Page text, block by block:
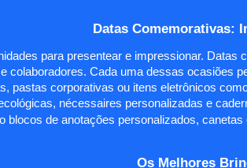
Datas Comemorativas:
para presentear e impressionar. Datas
colaboradores. Cada uma dessas ocasiões
pastas corporativas ou itens eletrônicos
nécessaires personalizadas e
blocos de anotações personalizados,
Os Melhores